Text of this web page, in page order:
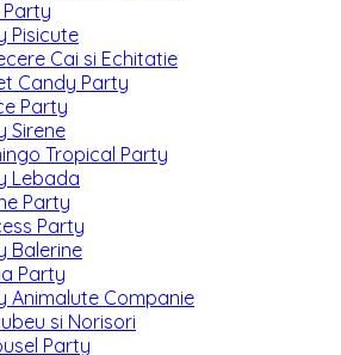
Party
Pisicute
Cai si Echitatie
Candy Party
Party
Sirene
Tropical Party
Lebada
Party
Party
Balerine
Party
Animalute Companie
si Norisori
Party